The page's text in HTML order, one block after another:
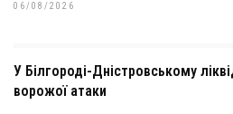
06/08/2026
У Білгороді-Дністровському
ворожої атаки